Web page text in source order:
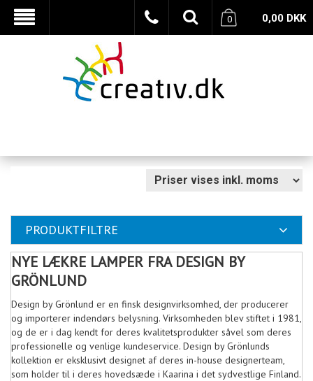
0,00 DKK
0
PRODUKTFILTRE
NYE LÆKRE LAMPER FRA DESIGN BY
GRÖNLUND
Design by Grönlund er en finsk designvirksomhed, der producerer
og importerer indendørs belysning. Virksomheden blev stiftet i 1981,
og de er i dag kendt for deres kvalitetsprodukter såvel som deres
professionelle og venlige kundeservice. Design by Grönlunds
kollektion er eksklusivt designet af deres in-house designerteam,
som holder til i deres hovedsæde i Kaarina i det sydvestlige Finland.